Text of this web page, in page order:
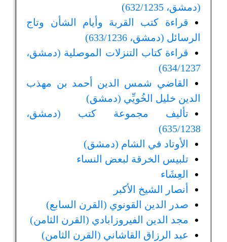
(دمشق، 632/1235)
قراءة كتب القربة وأيام الشأن وتاج
الرسائل (دمشق، 633/1236)
قراءة كتاب التنزلات الموصلية (دمشق،
634/1237)
القاضي شمس الدين أحمد بن مهذب
الدين خليل الخُويِّي (دمشق)
تأليف مجموعة كتب (دمشق،
635/1238)
الأوتاد في الشام (دمشق)
تلبيس الخرقة لبعض النساء
العِشَاء
أنصار الشيخ الأكبر
صدر الدين القونوي (القرن السابع)
مجد الدين الفيروزابادي (القرن الثامن)
عبد الرزاق القاشاني (القرن الثامن)